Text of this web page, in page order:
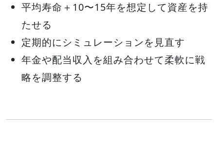
平均寿命＋10〜15年を想定して資産を持
たせる
定期的にシミュレーションを見直す
年金や配当収入を組み合わせて柔軟に戦
略を調整する